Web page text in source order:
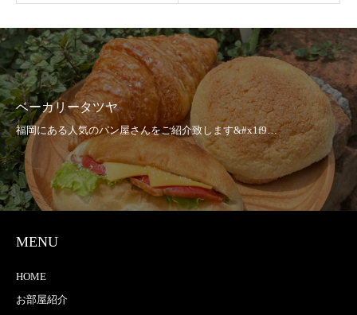
ベーカリータツヤ
MENU
HOME
お部屋紹介